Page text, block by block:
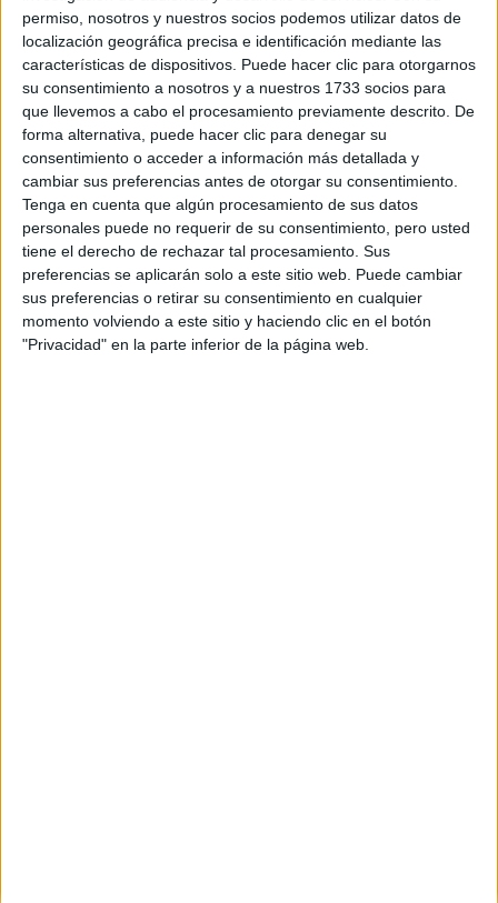
permiso, nosotros y nuestros socios podemos utilizar datos de
localización geográfica precisa e identificación mediante las
características de dispositivos. Puede hacer clic para otorgarnos
su consentimiento a nosotros y a nuestros 1733 socios para
que llevemos a cabo el procesamiento previamente descrito. De
forma alternativa, puede hacer clic para denegar su
consentimiento o acceder a información más detallada y
cambiar sus preferencias antes de otorgar su consentimiento.
Tenga en cuenta que algún procesamiento de sus datos
personales puede no requerir de su consentimiento, pero usted
tiene el derecho de rechazar tal procesamiento. Sus
preferencias se aplicarán solo a este sitio web. Puede cambiar
sus preferencias o retirar su consentimiento en cualquier
momento volviendo a este sitio y haciendo clic en el botón
"Privacidad" en la parte inferior de la página web.
Chico
Chica
¿En qué año terminas (o terminaste) bachillerato o FP?
Soy estudiante de:*
Términos y Condiciones de Uso
Aceptolos Términos y Condicionesde uso*